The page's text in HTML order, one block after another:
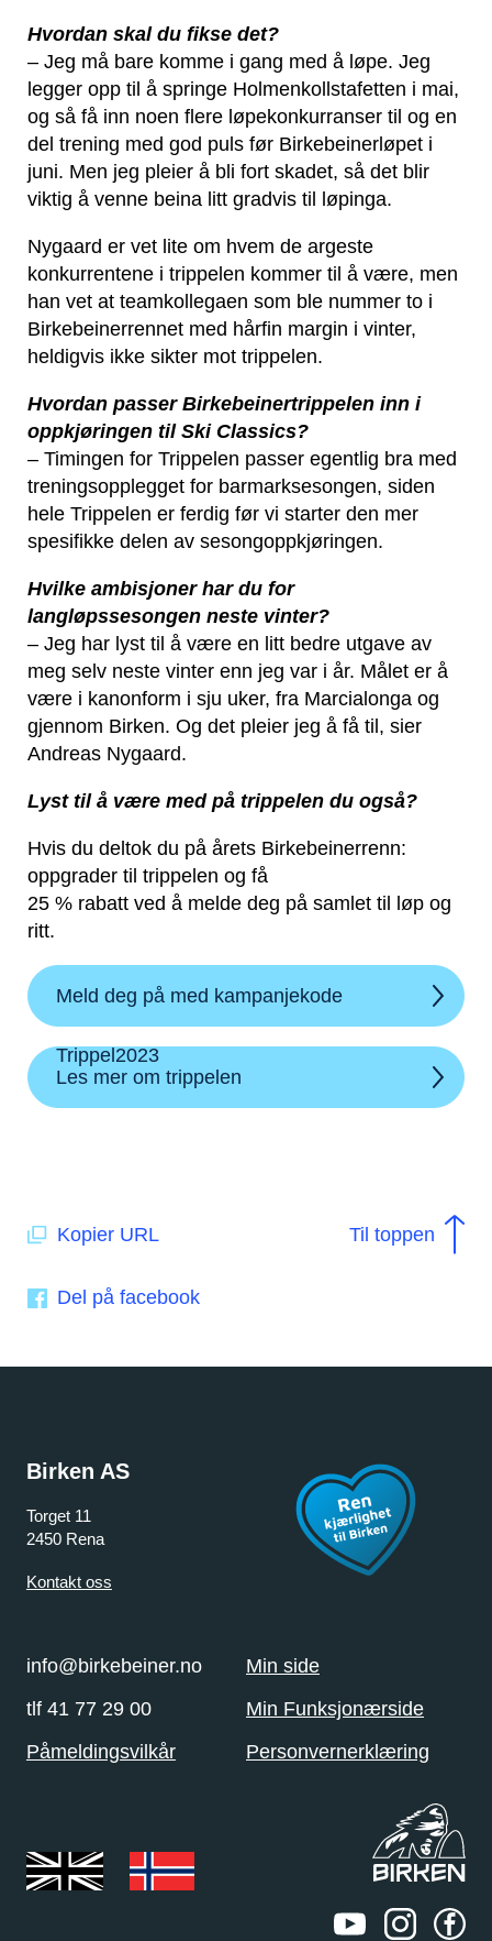
Hvordan skal du fikse det?
– Jeg må bare komme i gang med å løpe. Jeg
legger opp til å springe Holmenkollstafetten i mai,
og så få inn noen flere løpekonkurranser til og en
del trening med god puls før Birkebeinerløpet i
juni. Men jeg pleier å bli fort skadet, så det blir
viktig å venne beina litt gradvis til løpinga.
Nygaard er vet lite om hvem de argeste
konkurrentene i trippelen kommer til å være, men
han vet at teamkollegaen som ble nummer to i
Birkebeinerrennet med hårfin margin i vinter,
heldigvis ikke sikter mot trippelen.
Hvordan passer Birkebeinertrippelen inn i
oppkjøringen til Ski Classics?
– Timingen for Trippelen passer egentlig bra med
treningsopplegget for barmarksesongen, siden
hele Trippelen er ferdig før vi starter den mer
spesifikke delen av sesongoppkjøringen.
Hvilke ambisjoner har du for
langløpssesongen neste vinter?
– Jeg har lyst til å være en litt bedre utgave av
meg selv neste vinter enn jeg var i år. Målet er å
være i kanonform i sju uker, fra Marcialonga og
gjennom Birken. Og det pleier jeg å få til, sier
Andreas Nygaard.
Lyst til å være med på trippelen du også?
Hvis du deltok du på årets Birkebeinerrenn:
oppgrader til trippelen og få
25 % rabatt ved å melde deg på samlet til løp og
ritt.
Meld deg på med kampanjekode
Trippel2023
Les mer om trippelen
Kopier URL
Del på facebook
Til toppen
Birken AS
Torget 11
2450 Rena
Kontakt oss
info@birkebeiner.no
tlf 41 77 29 00
Påmeldingsvilkår
Min side
Min Funksjonærside
Personvernerklæring